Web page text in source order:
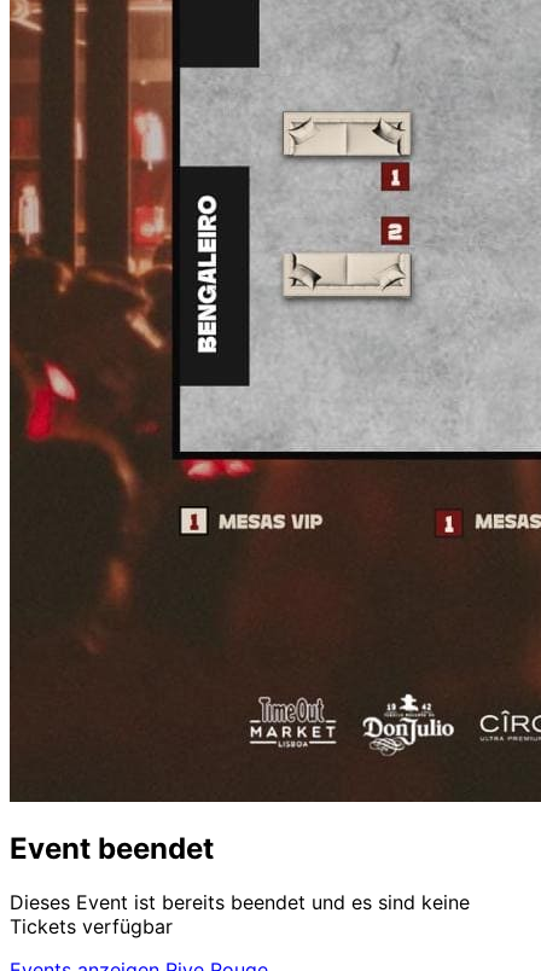
Event beendet
Dieses Event ist bereits beendet und es sind keine
Tickets verfügbar